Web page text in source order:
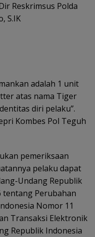
Reskrimsus Polda
S.IK
adalah 1 unit
atas nama Tiger
diri pelaku”.
Kombes Pol Teguh
pemeriksaan
pelaku dapat
Undang Republik
tentang Perubahan
Nomor 11
Transaksi Elektronik
Republik Indonesia